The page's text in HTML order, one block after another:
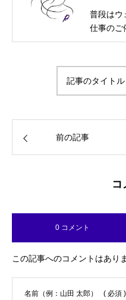
普段はウ
仕事のご
カウンセ
イター
ンガーカ
書・HSS
字中毒
記事のタイト
前の記事
コ
0 コメント
この記事へのコメントはあり
名前（例：山田 太郎） ( 必須 )